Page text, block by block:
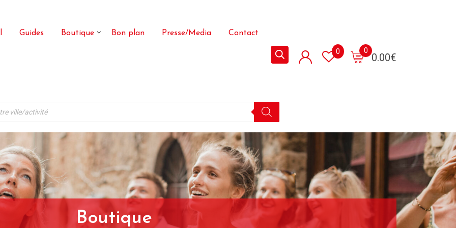
Guides Boutique Bon plan Presse/Media Contact
0.00€
0
0
Boutique